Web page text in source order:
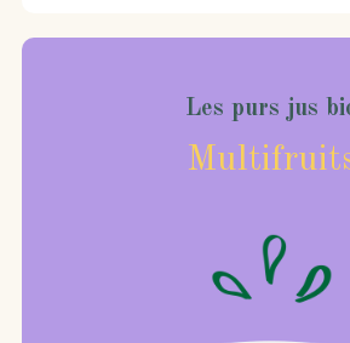
Les purs jus